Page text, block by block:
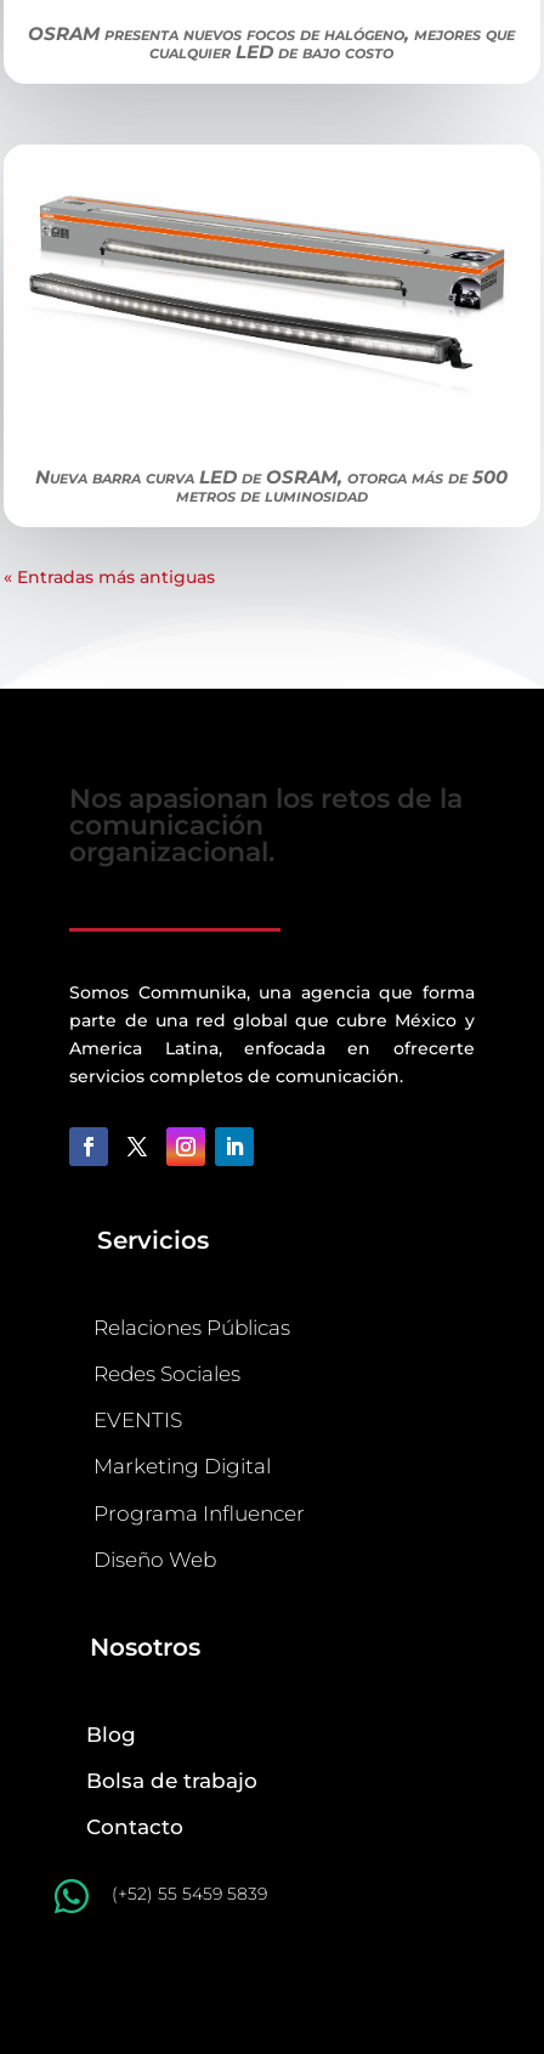
OSRAM presenta nuevos focos de halógeno, mejores que
cualquier LED de bajo costo
Nueva barra curva LED de OSRAM, otorga más de 500
metros de luminosidad
« Entradas más antiguas
Nos apasionan los retos de la
comunicación
organizacional.
Somos Communika, una agencia que forma
parte de una red global que cubre México y
America Latina, enfocada en ofrecerte
servicios completos de comunicación.
Servicios
Relaciones Públicas
Redes Sociales
EVENTIS
Marketing Digital
Programa Influencer
Diseño Web
Nosotros
Blog
Bolsa de trabajo
Contacto
 (+52) 55 5459 5839